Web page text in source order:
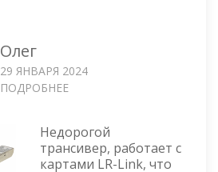
Олег
29 ЯНВАРЯ 2024
ПОДРОБНЕЕ
LINK
LRXP8510-
Недорогой
трансивер, работает с
картами LR-Link, что